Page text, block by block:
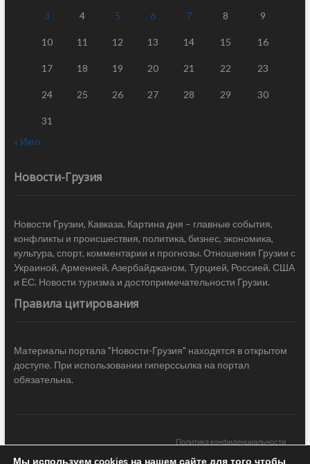
3 4 5 6 7 8 9
10 11 12 13 14 15 16
17 18 19 20 21 22 23
24 25 26 27 28 29 30
31
« Июл
Новости-Грузия
Новости Грузии, Кавказа. Картина дня – главные события,
конфликты и происшествия, политика, бизнес, экономика,
культура, спорт, комментарии и прогнозы. Отношения Грузии с
Украиной, Арменией, Азербайджаном, Турцией, Россией, США
и ЕС. Новости туризма и достопримечательности Грузии.
Правила цитирования
Материалы портала "Новости-Грузия" находятся в открытом
доступе. При использовании гиперссылка на портал
обязательна.
Политика конфиденциальности